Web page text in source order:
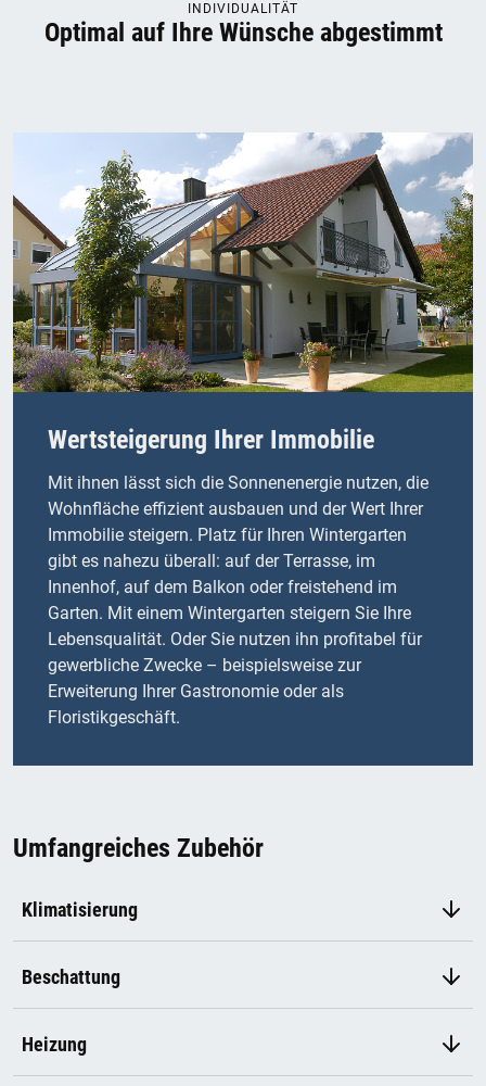
INDIVIDUALITÄT
Optimal auf Ihre Wünsche abgestimmt
Wertsteigerung Ihrer Immobilie
Mit ihnen lässt sich die Sonnenenergie nutzen, die
Wohnfläche effizient ausbauen und der Wert Ihrer
Immobilie steigern. Platz für Ihren Wintergarten
gibt es nahezu überall: auf der Terrasse, im
Innenhof, auf dem Balkon oder freistehend im
Garten. Mit einem Wintergarten steigern Sie Ihre
Lebensqualität. Oder Sie nutzen ihn profitabel für
gewerbliche Zwecke – beispielsweise zur
Erweiterung Ihrer Gastronomie oder als
Floristikgeschäft.
Umfangreiches Zubehör
Klimatisierung
Beschattung
Heizung